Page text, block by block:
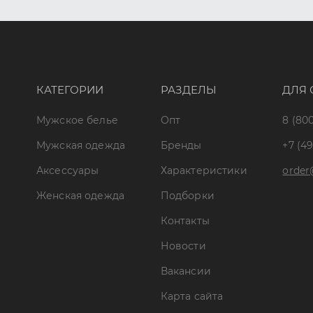
КАТЕГОРИИ
Мужское белье
Мужская одежда
Аксессуары
Женская одежда
РАЗДЕЛЫ
Опт
Бренды
Характеристики
Подборки
Контакты
Новости
Вакансии
Карта сайта
ДЛЯ
8
+7